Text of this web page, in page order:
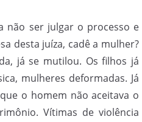
não ser julgar o processo e
desta juíza, cadê a mulher?
já se mutilou. Os filhos já
mulheres deformadas. Já
o homem não aceitava o
Vítimas de violência